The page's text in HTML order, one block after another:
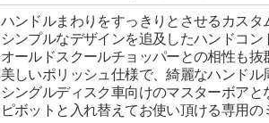
ハンドルまわりをすっきりとさせるカスタ
シンプルなデザインを追及したハンドコン
オールドスクールチョッパーとの相性も抜
美しいポリッシュ仕様で、綺麗なハンドル
シングルディスク車向けのマスターボアと
ピボットと入れ替えてお使い頂ける専用の